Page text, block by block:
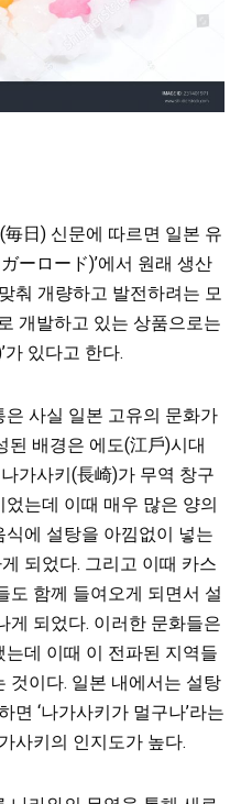
日) 신문에 따르면 일본 유
ーロード)’에서 원래 생산
춰 개량하고 발전하려는 모
개발하고 있는 상품으로는
가 있다고 한다.
사실 일본 고유의 문화가
된 배경은 에도(江戶)시대
가사키(長崎)가 무역 창구
는데 이때 매우 많은 양의
에 설탕을 아낌없이 넣는
되었다. 그리고 이때 카스
도 함께 들여오게 되면서 설
게 되었다. 이러한 문화들은
데 이때 이 전파된 지역들
것이다. 일본 내에서는 설탕
면 ‘나가사키가 멀구나’라는
사키의 인지도가 높다.